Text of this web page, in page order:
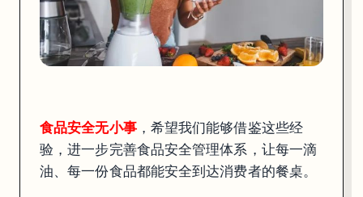
食品安全无小事，希望我们能够借鉴这些经
验，进一步完善食品安全管理体系，让每一滴
油、每一份食品都能安全到达消费者的餐桌。